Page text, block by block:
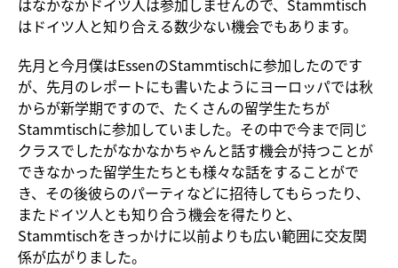
はドイツ人と知り合える数少ない機会でもあります。
先月と今月僕はEssenのStammtischに参加したのです
が、先月のレポートにも書いたようにヨーロッパでは秋
からが新学期ですので、たくさんの留学生たちが
Stammtischに参加していました。その中で今まで同じ
クラスでしたがなかなかちゃんと話す機会が持つことが
できなかった留学生たちとも様々な話をすることがで
き、その後彼らのパーティなどに招待してもらったり、
またドイツ人とも知り合う機会を得たりと、
Stammtischをきっかけに以前よりも広い範囲に交友関
係が広がりました。